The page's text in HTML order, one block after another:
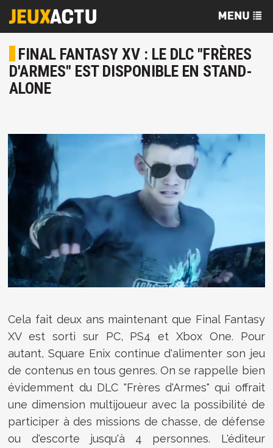
FINAL FANTASY XV : LE DLC "FRÈRES
D'ARMES" EST DISPONIBLE EN STAND-
ALONE
Cela fait deux ans maintenant que Final Fantasy
XV est sorti sur PC, PS4 et Xbox One. Pour
autant, Square Enix continue d'alimenter son jeu
de contenus en tous genres. On se rappelle bien
évidemment du DLC "Frères d'Armes" qui offrait
une dimension multijoueur avec la possibilité de
participer à des missions de chasse, de défense
ou d'escorte jusqu'à 4 personnes. L'éditeur